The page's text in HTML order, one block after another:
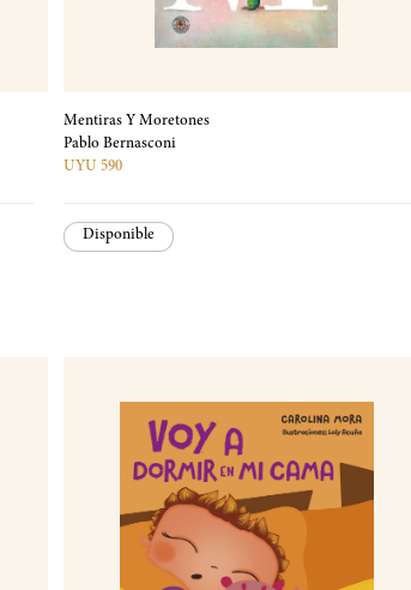
Mentiras Y Moretones
Pablo Bernasconi
UYU 590
Disponible